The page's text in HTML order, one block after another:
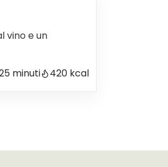
vino e un
minuti 420 kcal